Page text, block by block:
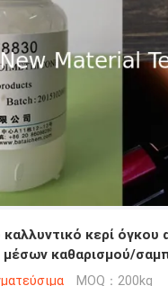
καλλυντικό κερί όγκου
μέσων καθαρισμού/
MOQ：200kg